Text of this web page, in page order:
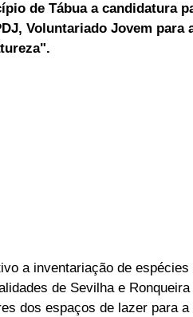
de Tábua a candidatura
Voluntariado Jovem para
a inventariação de
de Sevilha e
dos espaços de lazer para